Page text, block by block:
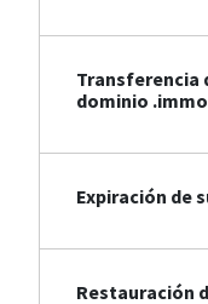
Transferencia
dominio .immo
Expiración de
Restauración